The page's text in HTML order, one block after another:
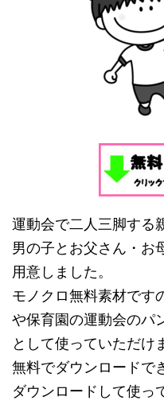
運動会で二人三脚する
男の子とお父さん・お
用意しました。
モノクロ無料素材です
や保育園の運動会のパ
として使っていただけ
無料でダウンロードで
ダウンロードして使っ